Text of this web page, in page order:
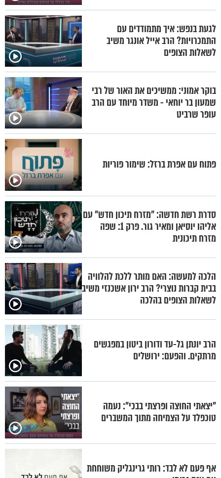
לגעת בנפש: איך מתמודדים עם
התמכרויות? הרב אייל אונגר משיב
לשאלות הצופים
בוקר אמוני: ממשיכים את האור של רבי
שמעון בר יוחאי - משדר מיוחד עם הרב
עופר שרביט
פתוח עם אפרת ברזל: שימור פוריות
סדרת רשת חדשה: "מזרח תיכון חדש" עם
אליהו יוסיאן ומאיר גור. פרק 1: שפה
מזרח תיכונית
הלכה למעשה: האם מותר ללכת להלוויה
בבית קברות נוצרי? הרב ירון אשכנזי משיב
לשאלות הצופים בהלכה
הרב יונתן גל-עד ודורון ביטון במפגשים
מרתקים. והפעם: ירושלים
"יצאתי החוצה ופרצתי בבכי": נעמה
טוכפלד על הצמיחה מתוך המשברים
אף פעם לא לבד: רותי גרינגליק משוחחת